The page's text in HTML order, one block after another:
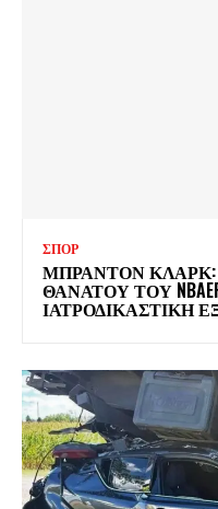
ΣΠΟΡ
ΜΠΡΑΝΤΟΝ ΚΛΑΡΚ:
ΘΑΝΑΤΟΥ ΤΟΥ
ΙΑΤΡΟΔΙΚΑΣΤΙΚΗ